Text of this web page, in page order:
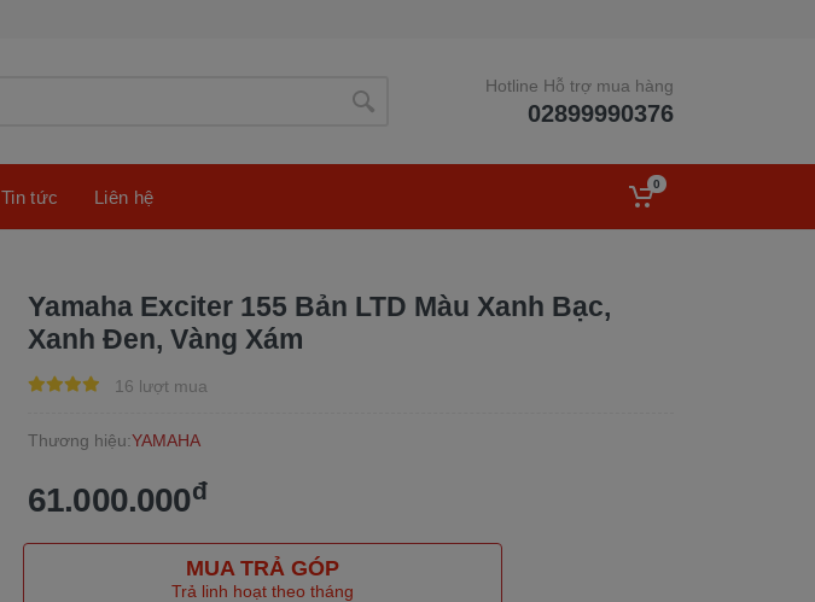
Hotline Hỗ trợ mua hàng
02899990376
Tin tức Liên hệ
0
Yamaha Exciter 155 Bản LTD Màu Xanh Bạc,
Xanh Đen, Vàng Xám
16 lượt mua
Thương hiệu:YAMAHA
61.000.000đ
MUA TRẢ GÓP
Trả linh hoạt theo tháng